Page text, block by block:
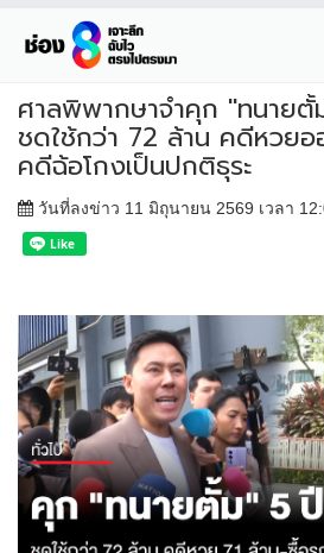
ศาลพิพากษาจำคุก "ทนายตั้
ชดใช้กว่า 72 ล้าน คดีหวย
คดีฉ้อโกงเป็นปกติธุระ
วันที่ลงข่าว 11 มิถุนายน 2569 เวลา